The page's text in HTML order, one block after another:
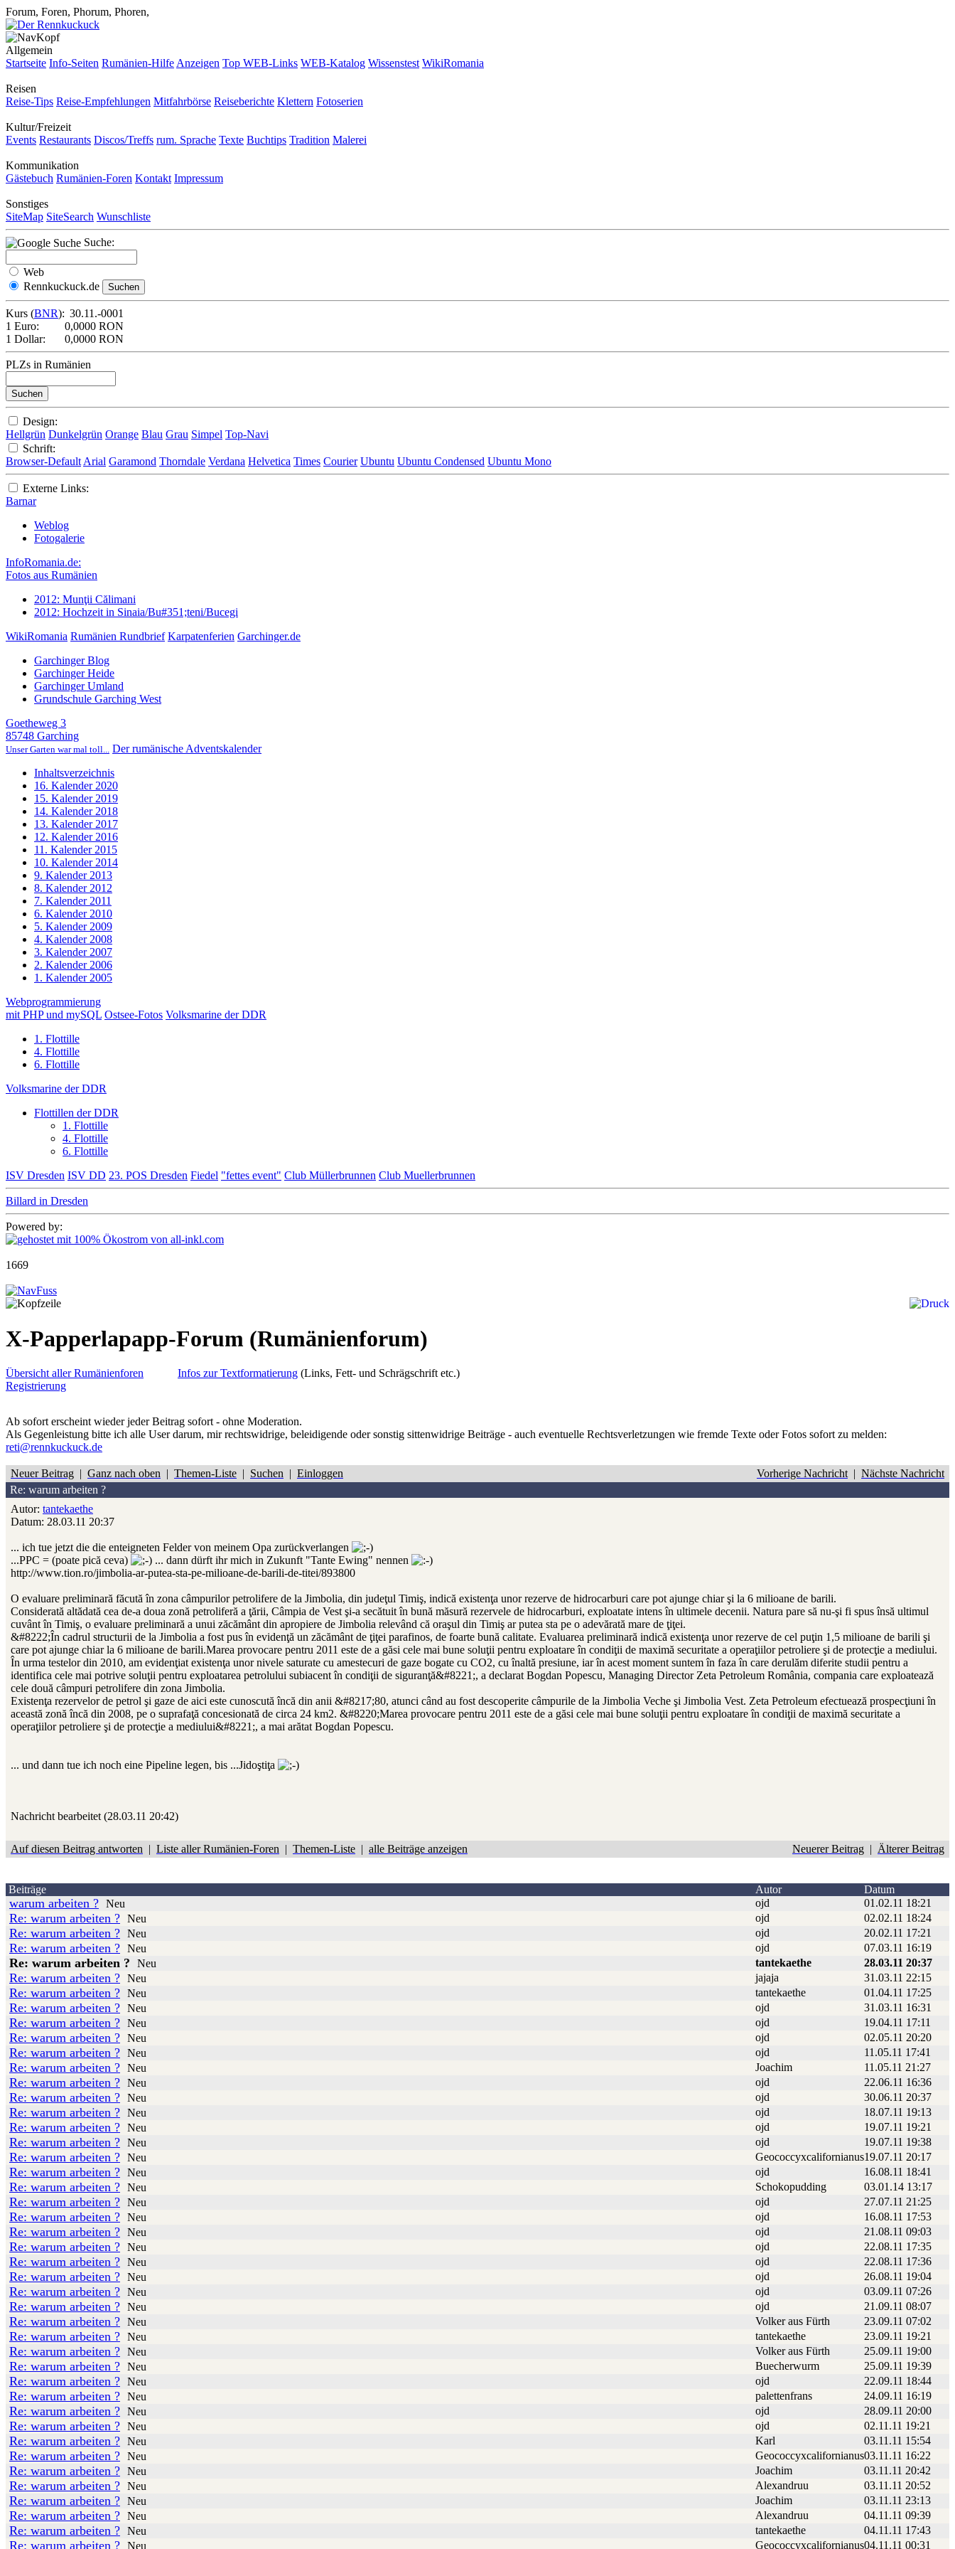
Forum, Foren, Phorum, Phoren,
Allgemein
Startseite Info-Seiten Rumänien-Hilfe Anzeigen Top WEB-Links WEB-Katalog Wissenstest WikiRomania
Reisen
Reise-Tips Reise-Empfehlungen Mitfahrbörse Reiseberichte Klettern Fotoserien
Kultur/Freizeit
Events Restaurants Discos/Treffs rum. Sprache Texte Buchtips Tradition Malerei
Kommunikation
Gästebuch Rumänien-Foren Kontakt Impressum
Sonstiges
SiteMap SiteSearch Wunschliste
Suche:
Web
Rennkuckuck.de
Kurs (BNR): 30.11.-0001
1 Euro:
0,0000 RON
1 Dollar:
0,0000 RON
PLZs in Rumänien
Design:
Hellgrün Dunkelgrün Orange Blau Grau Simpel Top-Navi
Schrift:
Browser-Default Arial Garamond Thorndale Verdana Helvetica Times Courier Ubuntu Ubuntu Condensed Ubuntu Mono
Externe Links:
Barnar
Weblog
Fotogalerie
InfoRomania.de:
Fotos aus Rumänien
2012: Munţii Călimani
2012: Hochzeit in Sinaia/Bu#351;teni/Bucegi
WikiRomania Rumänien Rundbrief Karpatenferien Garchinger.de
Garchinger Blog
Garchinger Heide
Garchinger Umland
Grundschule Garching West
Goetheweg 3
85748 Garching
Unser Garten war mal toll... Der rumänische Adventskalender
Inhaltsverzeichnis
16. Kalender 2020
15. Kalender 2019
14. Kalender 2018
13. Kalender 2017
12. Kalender 2016
11. Kalender 2015
10. Kalender 2014
9. Kalender 2013
8. Kalender 2012
7. Kalender 2011
6. Kalender 2010
5. Kalender 2009
4. Kalender 2008
3. Kalender 2007
2. Kalender 2006
1. Kalender 2005
Webprogrammierung
mit PHP und mySQL Ostsee-Fotos Volksmarine der DDR
1. Flottille
4. Flottille
6. Flottille
Volksmarine der DDR
Flottillen der DDR
1. Flottille
4. Flottille
6. Flottille
ISV Dresden ISV DD 23. POS Dresden Fiedel "fettes event" Club Müllerbrunnen Club Muellerbrunnen
Billard in Dresden
Powered by:
1669
X-Papperlapapp-Forum (Rumänienforum)
Übersicht aller Rumänienforen
Registrierung
Infos zur Textformatierung (Links, Fett- und Schrägschrift etc.)
Ab sofort erscheint wieder jeder Beitrag sofort - ohne Moderation.
Als Gegenleistung bitte ich alle User darum, mir rechtswidrige, beleidigende oder sonstig sittenwidrige Beiträge - auch eventuelle Rechtsverletzungen wie fremde Texte oder Fotos sofort zu melden:
reti@rennkuckuck.de
Neuer Beitrag | Ganz nach oben | Themen-Liste | Suchen | Einloggen Vorherige Nachricht | Nächste Nachricht
Re: warum arbeiten ?
Autor: tantekaethe
Datum: 28.03.11 20:37
... ich tue jetzt die die enteigneten Felder von meinem Opa zurückverlangen
...PPC = (poate pică ceva)
... dann dürft ihr mich in Zukunft "Tante Ewing" nennen
http://www.tion.ro/jimbolia-ar-putea-sta-pe-milioane-de-barili-de-titei/893800
O evaluare preliminară făcută în zona câmpurilor petrolifere de la Jimbolia, din judeţul Timiş, indică existenţa unor rezerve de hidrocarburi care pot ajunge chiar şi la 6 milioane de barili.
Considerată altădată cea de-a doua zonă petroliferă a ţării, Câmpia de Vest şi-a secătuit în bună măsură rezervele de hidrocarburi, exploatate intens în ultimele decenii. Natura pare să nu-şi fi spus însă ultimul
cuvânt în Timiş, o evaluare preliminară a unui zăcământ din apropiere de Jimbolia relevând că oraşul din Timiş ar putea sta pe o adevărată mare de ţiţei.
&#8222;În cadrul structurii de la Jimbolia a fost pus în evidenţă un zăcământ de ţiţei parafinos, de foarte bună calitate. Evaluarea preliminară indică existenţa unor rezerve de cel puţin 1,5 milioane de barili şi
care pot ajunge chiar la 6 milioane de barili.Marea provocare pentru 2011 este de a găsi cele mai bune soluţii pentru exploatare în condiţii de maximă securitate a operaţiilor petroliere şi de protecţie a mediului.
În urma testelor din 2010, am evidenţiat existenţa unor nivele saturate cu amestecuri de gaze bogate cu CO2, cu înaltă presiune, iar în acest moment suntem în faza în care derulăm diferite studii pentru a
identifica cele mai potrive soluţii pentru exploatarea petrolului subiacent în condiţii de siguranţă&#8221;, a declarat Bogdan Popescu, Managing Director Zeta Petroleum România, compania care exploatează
cele două câmpuri petrolifere din zona Jimbolia.
Existenţa rezervelor de petrol şi gaze de aici este cunoscută încă din anii &#8217;80, atunci când au fost descoperite câmpurile de la Jimbolia Veche şi Jimbolia Vest. Zeta Petroleum efectuează prospecţiuni în
această zonă încă din 2008, pe o suprafaţă concesionată de circa 24 km2. &#8220;Marea provocare pentru 2011 este de a găsi cele mai bune soluţii pentru exploatare în condiţii de maximă securitate a
operaţiilor petroliere şi de protecţie a mediului&#8221;, a mai arătat Bogdan Popescu.
... und dann tue ich noch eine Pipeline legen, bis ...Jidoştiţa
Nachricht bearbeitet (28.03.11 20:42)
Auf diesen Beitrag antworten | Liste aller Rumänien-Foren | Themen-Liste | alle Beiträge anzeigen Neuerer Beitrag | Älterer Beitrag
Beiträge Autor Datum
warum arbeiten ? Neu ojd 01.02.11 18:21
Re: warum arbeiten ? Neu ojd 02.02.11 18:24
Re: warum arbeiten ? Neu ojd 20.02.11 17:21
Re: warum arbeiten ? Neu ojd 07.03.11 16:19
Re: warum arbeiten ? Neu tantekaethe 28.03.11 20:37
Re: warum arbeiten ? Neu jajaja 31.03.11 22:15
Re: warum arbeiten ? Neu tantekaethe 01.04.11 17:25
Re: warum arbeiten ? Neu ojd 31.03.11 16:31
Re: warum arbeiten ? Neu ojd 19.04.11 17:11
Re: warum arbeiten ? Neu ojd 02.05.11 20:20
Re: warum arbeiten ? Neu ojd 11.05.11 17:41
Re: warum arbeiten ? Neu Joachim 11.05.11 21:27
Re: warum arbeiten ? Neu ojd 22.06.11 16:36
Re: warum arbeiten ? Neu ojd 30.06.11 20:37
Re: warum arbeiten ? Neu ojd 18.07.11 19:13
Re: warum arbeiten ? Neu ojd 19.07.11 19:21
Re: warum arbeiten ? Neu ojd 19.07.11 19:38
Re: warum arbeiten ? Neu Geococcyxcalifornianus19.07.11 20:17
Re: warum arbeiten ? Neu ojd 16.08.11 18:41
Re: warum arbeiten ? Neu Schokopudding 03.01.14 13:17
Re: warum arbeiten ? Neu ojd 27.07.11 21:25
Re: warum arbeiten ? Neu ojd 16.08.11 17:53
Re: warum arbeiten ? Neu ojd 21.08.11 09:03
Re: warum arbeiten ? Neu ojd 22.08.11 17:35
Re: warum arbeiten ? Neu ojd 22.08.11 17:36
Re: warum arbeiten ? Neu ojd 26.08.11 19:04
Re: warum arbeiten ? Neu ojd 03.09.11 07:26
Re: warum arbeiten ? Neu ojd 21.09.11 08:07
Re: warum arbeiten ? Neu Volker aus Fürth 23.09.11 07:02
Re: warum arbeiten ? Neu tantekaethe 23.09.11 19:21
Re: warum arbeiten ? Neu Volker aus Fürth 25.09.11 19:00
Re: warum arbeiten ? Neu Buecherwurm 25.09.11 19:39
Re: warum arbeiten ? Neu ojd 22.09.11 18:44
Re: warum arbeiten ? Neu palettenfrans 24.09.11 16:19
Re: warum arbeiten ? Neu ojd 28.09.11 20:00
Re: warum arbeiten ? Neu ojd 02.11.11 19:21
Re: warum arbeiten ? Neu Karl 03.11.11 15:54
Re: warum arbeiten ? Neu Geococcyxcalifornianus03.11.11 16:22
Re: warum arbeiten ? Neu Joachim 03.11.11 20:42
Re: warum arbeiten ? Neu Alexandruu 03.11.11 20:52
Re: warum arbeiten ? Neu Joachim 03.11.11 23:13
Re: warum arbeiten ? Neu Alexandruu 04.11.11 09:39
Re: warum arbeiten ? Neu tantekaethe 04.11.11 17:43
Re: warum arbeiten ? Neu Geococcyxcalifornianus04.11.11 00:31